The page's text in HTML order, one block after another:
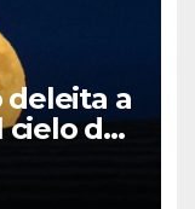
deleita a
cielo de
de la